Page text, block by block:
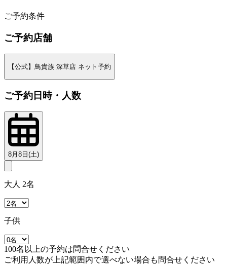
ご予約条件
ご予約店舗
【公式】鳥貴族 深草店 ネット予約
ご予約日時・人数
8月8日(土)
大人 2名
子供
100名以上の予約は問合せください
ご利用人数が上記範囲内で選べない場合も問合せください